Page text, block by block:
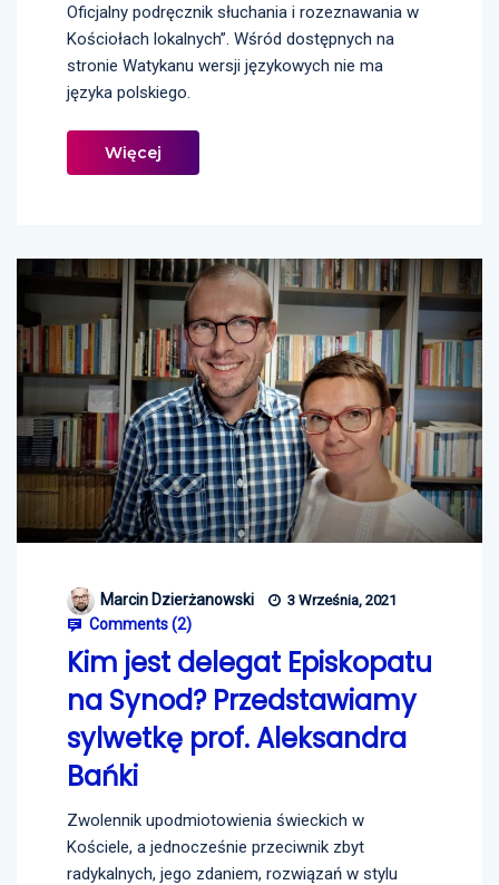
Oficjalny podręcznik słuchania i rozeznawania w
Kościołach lokalnych”. Wśród dostępnych na
stronie Watykanu wersji językowych nie ma
języka polskiego.
Więcej
Marcin Dzierżanowski 3 Września, 2021
Comments (2)
Kim jest delegat Episkopatu
na Synod? Przedstawiamy
sylwetkę prof. Aleksandra
Bańki
Zwolennik upodmiotowienia świeckich w
Kościele, a jednocześnie przeciwnik zbyt
radykalnych, jego zdaniem, rozwiązań w stylu